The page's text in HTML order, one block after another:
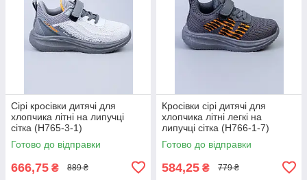
Сірі кросівки дитячі для
хлопчика літні на липучці
сітка (H765-3-1)
Готово до відправки
666,75 ₴ 889 ₴
Кросівки сірі дитячі для
хлопчика літні легкі на
липучці сітка (H766-1-7)
Готово до відправки
584,25 ₴ 779 ₴